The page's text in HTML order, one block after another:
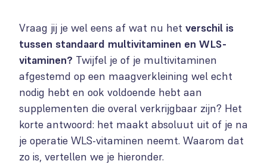
Vraag jij je wel eens af wat nu het verschil is
tussen standaard multivitaminen en WLS-
vitaminen? Twijfel je of je multivitaminen
afgestemd op een maagverkleining wel echt
nodig hebt en ook voldoende hebt aan
supplementen die overal verkrijgbaar zijn? Het
korte antwoord: het maakt absoluut uit of je na
je operatie WLS-vitaminen neemt. Waarom dat
zo is, vertellen we je hieronder.